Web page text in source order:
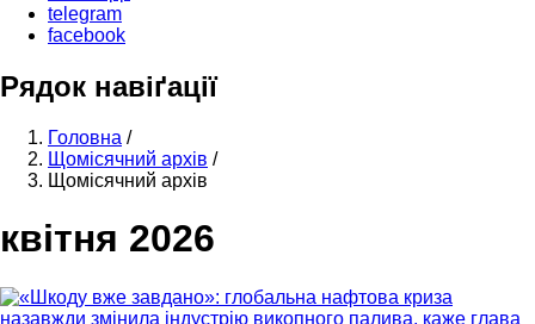
telegram
facebook
Рядок навіґації
Головна /
Щомісячний архів /
Щомісячний архів
квітня 2026